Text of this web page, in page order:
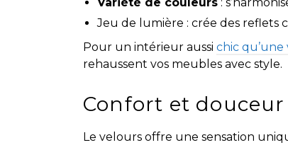
Jeu de lumière : crée des reflets
Pour un intérieur aussi chic
rehaussent vos meubles avec style.
Confort et
Le velours offre une sensation